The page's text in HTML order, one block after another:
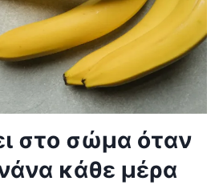
στο σώμα όταν
κάθε μέρα